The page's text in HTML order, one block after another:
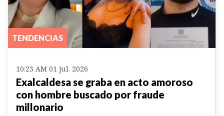
TENDENCIAS
10:23 AM 01 jul. 2026
Exalcaldesa se graba en acto amoroso
con hombre buscado por fraude
millonario